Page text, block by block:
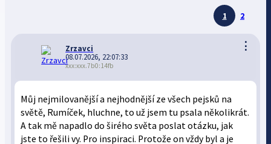
1 2
⋮
Zrzavci
08.07.2026, 22:07:33
xxx:xxx.7b0:14fb
Můj nejmilovanější a nejhodnější ze všech pejsků na
světě, Rumíček, hluchne, to už jsem tu psala několikrát.
A tak mě napadlo do širého světa poslat otázku, jak
jste to řešili vy. Pro inspiraci. Protože on vždy byl a je